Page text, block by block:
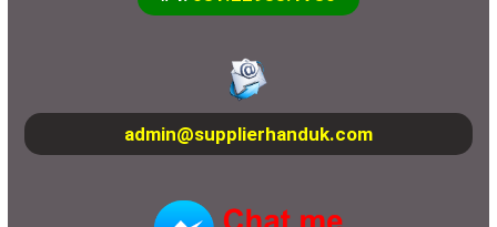
admin@supplierhanduk.com